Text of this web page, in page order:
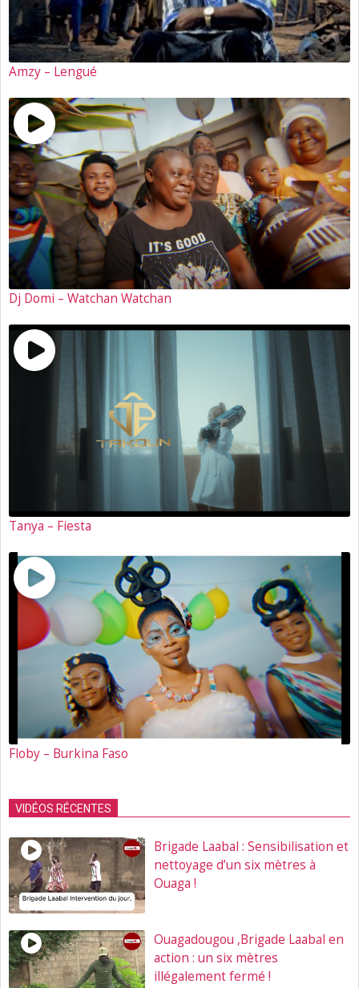
Amzy – Lengué
Dj Domi – Watchan Watchan
Tanya – Fiesta
Floby – Burkina Faso
VIDÉOS RÉCENTES
Brigade Laabal : Sensibilisation et
nettoyage d’un six mètres à
Ouaga !
Ouagadougou ,Brigade Laabal en
action : un six mètres
illégalement fermé !